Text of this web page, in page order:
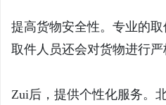
提高货物安全性。专业的
取件人员还会对货物进行
Zui后，提供个性化服务。